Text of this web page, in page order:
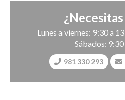
Lunes a viernes: 9:30 a
Sábados:
981 330 293